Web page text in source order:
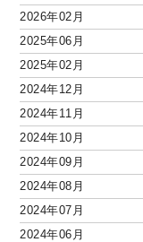
2026年02月
2025年06月
2025年02月
2024年12月
2024年11月
2024年10月
2024年09月
2024年08月
2024年07月
2024年06月